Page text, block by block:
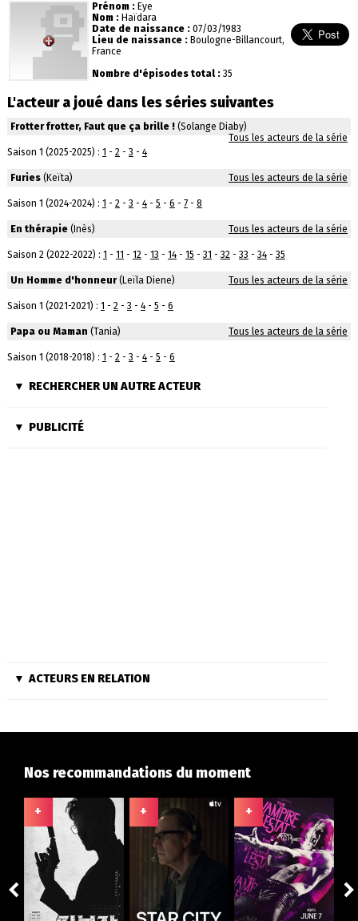
Prénom : Eye
Nom : Haïdara
Date de naissance : 07/03/1983
Lieu de naissance : Boulogne-Billancourt,
France
Nombre d'épisodes total : 35
L'acteur a joué dans les séries suivantes
Frotter frotter, Faut que ça brille !(Solange Diaby)
Tous les acteurs de la série
Saison 1 (2025-2025) : 1 - 2- 3 - 4
Furies(Keïta) Tous les acteurs de la série
Saison 1 (2024-2024) : 1 - 2- 3 - 4- 5 - 6 - 7- 8
En thérapie(Inès) Tous les acteurs de la série
Saison 2 (2022-2022) : 1 - 11 - 12- 13 - 14- 15 - 31 - 32- 33 - 34- 35
Un Homme d'honneur(Leïla Diene) Tous les acteurs de la série
Saison 1 (2021-2021) : 1 - 2- 3 - 4- 5 - 6
Papa ou Maman (Tania) Tous les acteurs de la série
Saison 1 (2018-2018) : 1 - 2- 3 - 4- 5 - 6
RECHERCHER UN AUTRE ACTEUR
PUBLICITÉ
ACTEURS EN RELATION
Nos recommandations du moment
+ + +